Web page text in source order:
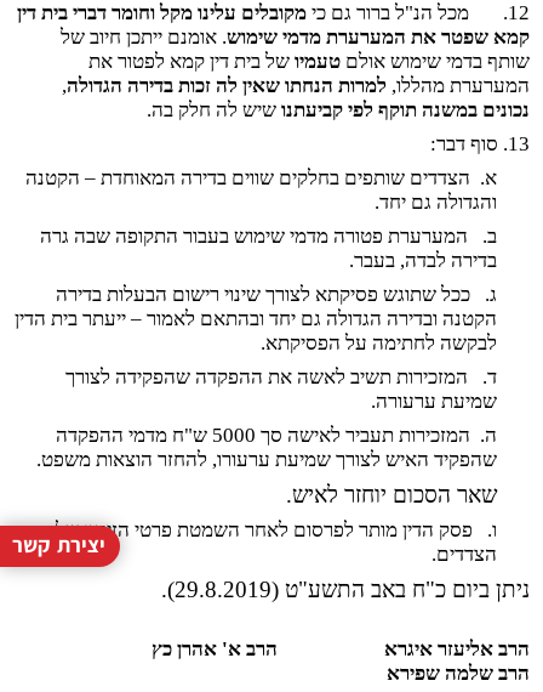
12.
מכל הנ"ל ברור גם כימקובלים עלינו מקל וחומר דברי בית דין
קמא שפטר את המערערת מדמי שימוש. אומנם ייתכן חיוב של
שותף בדמי שימוש אולםטעמיו של בית דין קמא לפטור את
המערערת מהללו, למרות הנחתו שאין לה זכות בדירה הגדולה,
נכונים במשנה תוקף לפי קביעתנו שיש לה חלק בה.
13. סוף דבר:
א. הצדדים שותפים בחלקים שווים בדירה המאוחדת – הקטנה
והגדולה גם יחד.
ב.
המערערת פטורה מדמי שימוש בעבור התקופה שבה גרה
בדירה לבדה, בעבר.
ג.
ככל שתוגש פסיקתא לצורך שינוי רישום הבעלות בדירה
הקטנה ובדירה הגדולה גם יחד ובהתאם לאמור – ייעתר בית הדין
לבקשה לחתימה על הפסיקתא.
ד.
המזכירות תשיב לאשה את ההפקדה שהפקידה לצורך
שמיעת ערעורה.
ה.
המזכירות תעביר לאישה סך 5000 ש"ח מדמי ההפקדה
שהפקיד האיש לצורך שמיעת ערעורו, להחזר הוצאות משפט.
שאר הסכום יוחזר לאיש.
ו.
פסק הדין מותר לפרסום לאחר השמטת פרטי הזיהוי של
הצדדים.
ניתן ביום כ"ח באב התשע"ט (29.8.2019).
הרב אליעזר איגרא
הרב א' אהרן כץ
הרב שלמה שפירא
יצירת קשר